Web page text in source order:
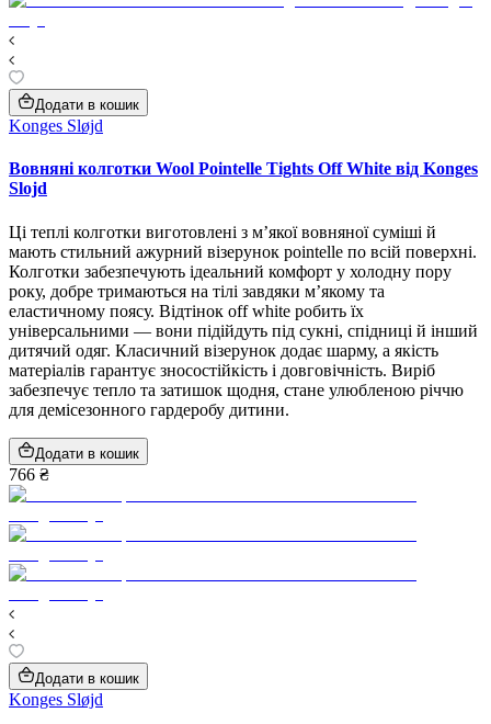
Додати в кошик
Konges Sløjd
Вовняні колготки Wool Pointelle Tights Off White від Konges
Slojd
Ці теплі колготки виготовлені з м’якої вовняної суміші й
мають стильний ажурний візерунок pointelle по всій поверхні.
Колготки забезпечують ідеальний комфорт у холодну пору
року, добре тримаються на тілі завдяки м’якому та
еластичному поясу. Відтінок off white робить їх
універсальними — вони підійдуть під сукні, спідниці й інший
дитячий одяг. Класичний візерунок додає шарму, а якість
матеріалів гарантує зносостійкість і довговічність. Виріб
забезпечує тепло та затишок щодня, стане улюбленою річчю
для демісезонного гардеробу дитини.
Додати в кошик
766 ₴
Додати в кошик
Konges Sløjd